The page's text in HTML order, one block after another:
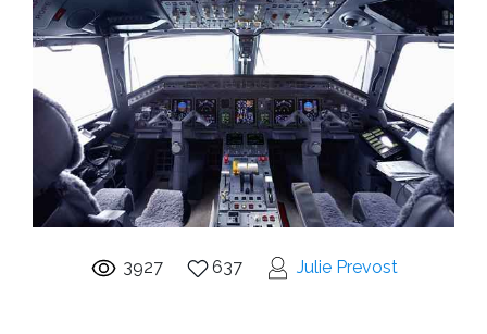
3927 637 Julie Prevost